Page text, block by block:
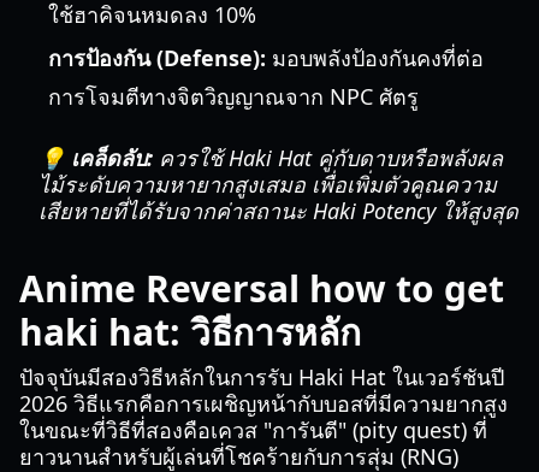
ใช้ฮาคิจนหมดลง 10%
การป้องกัน (Defense): มอบพลังป้องกันคงที่ต่อ
การโจมตีทางจิตวิญญาณจาก NPC ศัตรู
💡 เคล็ดลับ: ควรใช้ Haki Hat คู่กับดาบหรือพลังผล
ไม้ระดับความหายากสูงเสมอ เพื่อเพิ่มตัวคูณความ
เสียหายที่ได้รับจากค่าสถานะ Haki Potency ให้สูงสุด
Anime Reversal how to get
haki hat: วิธีการหลัก
ปัจจุบันมีสองวิธีหลักในการรับ Haki Hat ในเวอร์ชันปี
2026 วิธีแรกคือการเผชิญหน้ากับบอสที่มีความยากสูง
ในขณะที่วิธีที่สองคือเควส "การันตี" (pity quest) ที่
ยาวนานสำหรับผู้เล่นที่โชคร้ายกับการสุ่ม (RNG)